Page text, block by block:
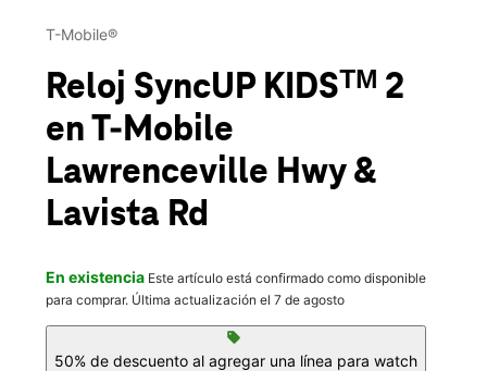
Jue.:10:00 a.m. a 9:00 p.m.
4363 Lawrenceville Hwy B1 Tucker, GA 30084
T-Mobile®
Reloj SyncUP KIDSᵀᴹ 2
en T-Mobile
Lawrenceville Hwy &
Lavista Rd
En existencia Este artículo está confirmado como disponible
para comprar. Última actualización el 7 de agosto
sell
50% de descuento al agregar una línea para watch